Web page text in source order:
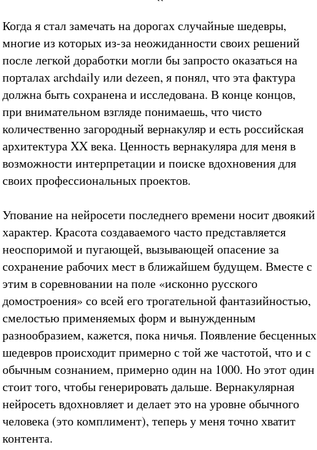
Когда я стал замечать на дорогах случайные шедевры,
многие из которых из-за неожиданности своих решений
после легкой доработки могли бы запросто оказаться на
порталах archdaily или dezeen, я понял, что эта фактура
должна быть сохранена и исследована. В конце концов,
при внимательном взгляде понимаешь, что чисто
количественно загородный вернакуляр и есть российская
архитектура XX века. Ценность вернакуляра для меня в
возможности интерпретации и поиске вдохновения для
своих профессиональных проектов.
Упование на нейросети последнего времени носит двоякий
характер. Красота создаваемого часто представляется
неоспоримой и пугающей, вызывающей опасение за
сохранение рабочих мест в ближайшем будущем. Вместе с
этим в соревновании на поле «исконно русского
домостроения» со всей его трогательной фантазийностью,
смелостью применяемых форм и вынужденным
разнообразием, кажется, пока ничья. Появление бесценных
шедевров происходит примерно с той же частотой, что и с
обычным сознанием, примерно один на 1000. Но этот один
стоит того, чтобы генерировать дальше. Вернакулярная
нейросеть вдохновляет и делает это на уровне обычного
человека (это комплимент), теперь у меня точно хватит
контента.